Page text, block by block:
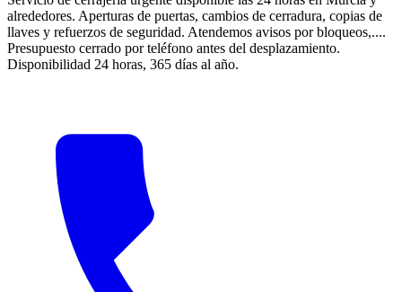
alrededores. Aperturas de puertas, cambios de cerradura, copias de
llaves y refuerzos de seguridad. Atendemos avisos por bloqueos,....
Presupuesto cerrado por teléfono antes del desplazamiento.
Disponibilidad 24 horas, 365 días al año.